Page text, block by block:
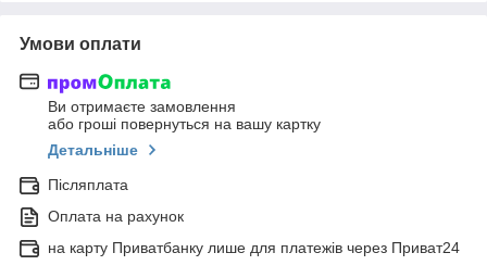
Умови оплати
Ви отримаєте замовлення
або гроші повернуться на вашу картку
Детальніше
Післяплата
Оплата на рахунок
на карту Приватбанку лише для платежів через Приват24